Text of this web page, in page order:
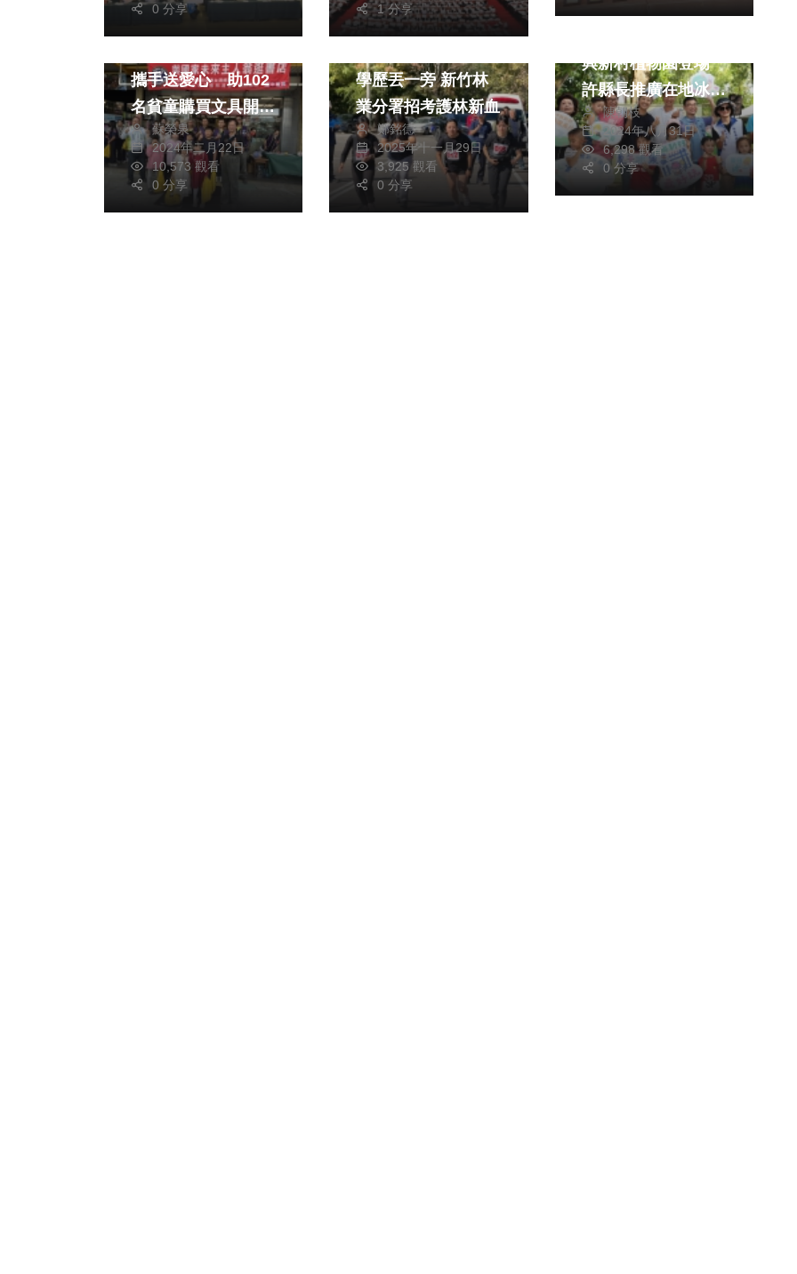
0 分享
建省委、福建省人民
政府關於實施新時代
民營經濟強省戰略，
推進高質量發展的意
見》
1 分享
攜手送愛心 助102
名貧童購買文具開學
無憂蘇榮泉
2024年二月22日
10,573 觀看
0 分享
學歷丟一旁 新竹林
業分署招考護林新血
鄭銘德
2025年十一月29日
3,925 觀看
0 分享
興新村植物園登場
許縣長推廣在地冰品
與美食
陳朝枝
2024年八月31日
6,298 觀看
0 分享